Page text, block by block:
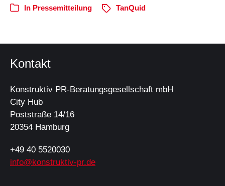
In Pressemitteilung TanQuid
Kontakt
Konstruktiv PR-Beratungsgesellschaft mbH
City Hub
Poststraße 14/16
20354 Hamburg
+49 40 5520030
info@konstruktiv-pr.de